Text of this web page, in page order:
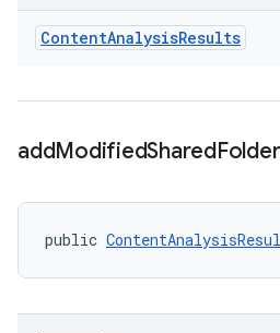
ContentAnalysisResults
addModifiedSharedFolder
public